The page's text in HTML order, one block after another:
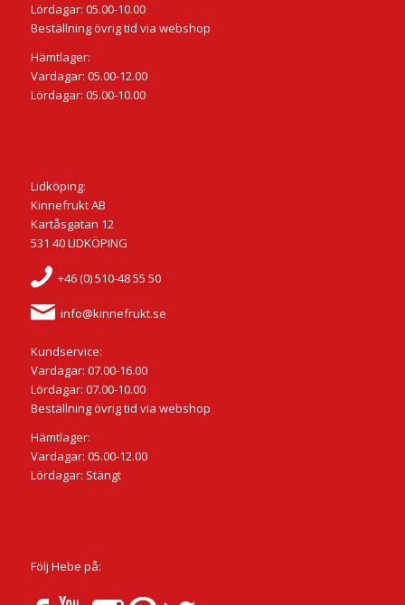
Lördagar: 05.00-10.00
Beställning övrig tid via webshop
Hämtlager:
Vardagar: 05.00-12.00
Lördagar: 05.00-10.00
Lidköping:
Kinnefrukt AB
Kartåsgatan 12
531 40 LIDKÖPING
+46 (0) 510-48 55 50
info@kinnefrukt.se
Kundservice:
Vardagar: 07.00-16.00
Lördagar: 07.00-10.00
Beställning övrig tid via webshop
Hämtlager:
Vardagar: 05.00-12.00
Lördagar: Stängt
Följ Hebe på: